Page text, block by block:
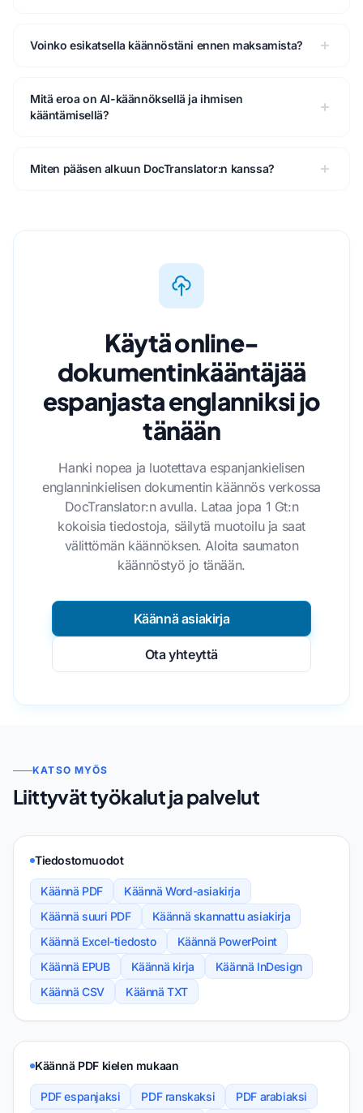
Voinko esikatsella käännöstäni ennen maksamista?
Mitä eroa on AI-käännöksellä ja ihmisen
kääntämisellä?
Miten pääsen alkuun DocTranslator:n kanssa?
Käytä online-
dokumentinkääntäjää
espanjasta englanniksi jo
tänään
Hanki nopea ja luotettava espanjankielisen
englanninkielisen dokumentin käännös verkossa
DocTranslator:n avulla. Lataa jopa 1 Gt:n
kokoisia tiedostoja, säilytä muotoilu ja saat
välittömän käännöksen. Aloita saumaton
käännöstyö jo tänään.
Käännä asiakirja
Ota yhteyttä
KATSO MYÖS
Liittyvät työkalut ja palvelut
Tiedostomuodot
Käännä PDF
Käännä Word-asiakirja
Käännä suuri PDF
Käännä skannattu asiakirja
Käännä Excel-tiedosto
Käännä PowerPoint
Käännä EPUB
Käännä kirja
Käännä InDesign
Käännä CSV
Käännä TXT
Käännä PDF kielen mukaan
PDF espanjaksi PDF ranskaksi
PDF arabiaksi